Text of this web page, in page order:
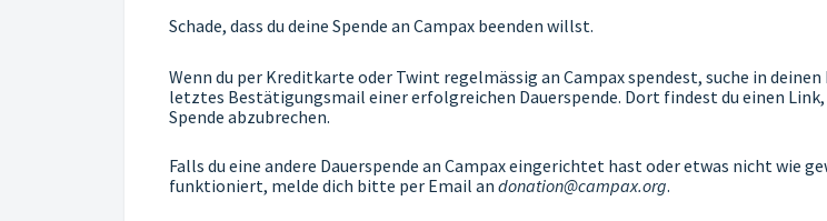
Schade, dass du deine Spende an Campax beenden willst.
Wenn du per Kreditkarte oder Twint regelmässig an Campax spendest, suche in deinen
letztes Bestätigungsmail einer erfolgreichen Dauerspende. Dort findest du einen Link,
Spende abzubrechen.
Falls du eine andere Dauerspende an Campax eingerichtet hast oder etwas nicht wie
funktioniert, melde dich bitte per Email an donation@campax.org.